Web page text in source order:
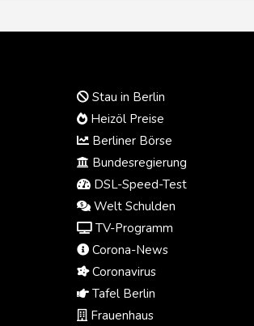
Stau in Berlin
Heizöl Preise
Berliner Börse
Bundesregierung
DSL-Speed-Test
Welt Schulden
TV-Programm
Corona-News
Coronavirus
Tafel Berlin
Frauenhaus